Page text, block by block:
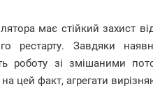
має стійкий захист
рестарту. Завдяки
роботу зі змішаними
цей факт, агрегати